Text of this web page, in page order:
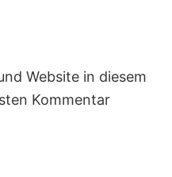
Website in diesem
Kommentar